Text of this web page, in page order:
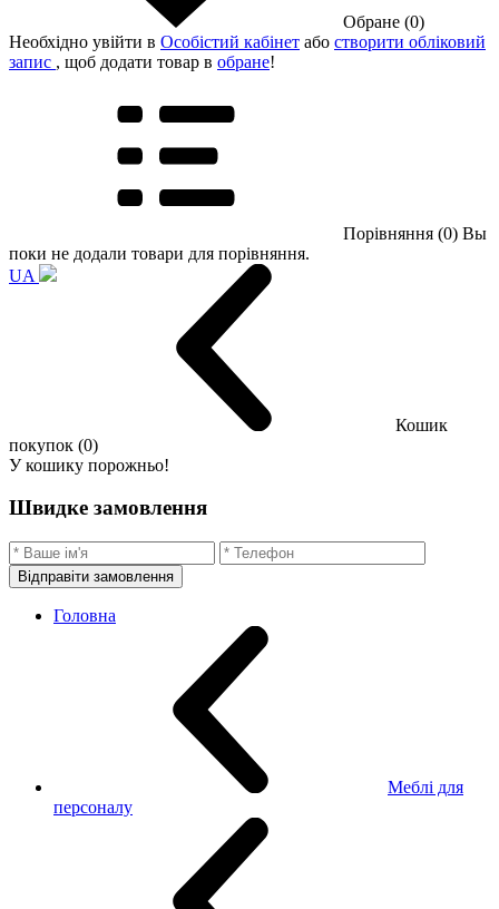
Обране (0)
Необхідно увійти в Особістий кабінет або створити обліковий
запис , щоб додати товар в обране!
Порівняння (0) Вы
поки не додали товари для порівняння.
UA
Кошик
покупок (0)
У кошику порожньо!
Швидке замовлення
Відправіти замовлення
Головна
Меблі для
персоналу